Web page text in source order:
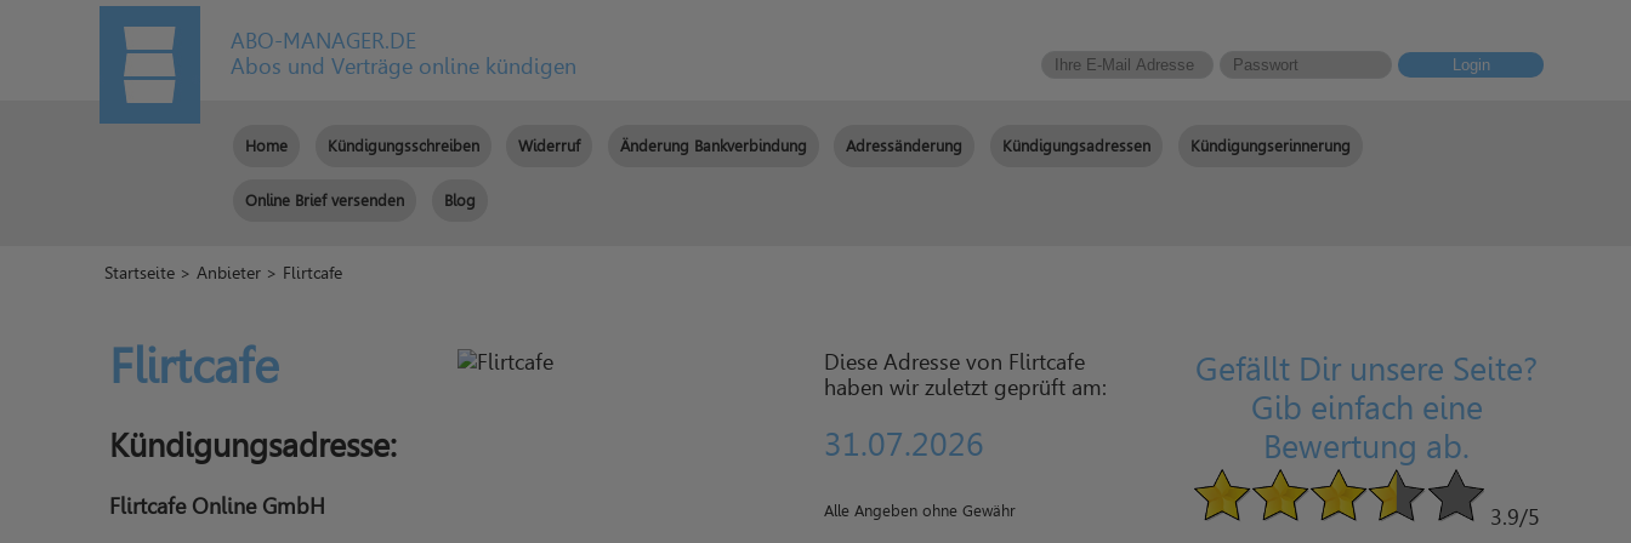
ABO-MANAGER.DE
Abos und Verträge online kündigen
Login
Home Kündigungsschreiben Widerruf Änderung Bankverbindung Adressänderung Kündigungsadressen Kündigungserinnerung
Online Brief versenden Blog
Startseite >Anbieter > Flirtcafe
Flirtcafe
Kündigungsadresse:
Flirtcafe Online GmbH
Diese Adresse von Flirtcafe
haben wir zuletzt geprüft am:
31.07.2026
Alle Angeben ohne Gewähr
Gefällt Dir unsere Seite?
Gib einfach eine
Bewertung ab.
3.9/5